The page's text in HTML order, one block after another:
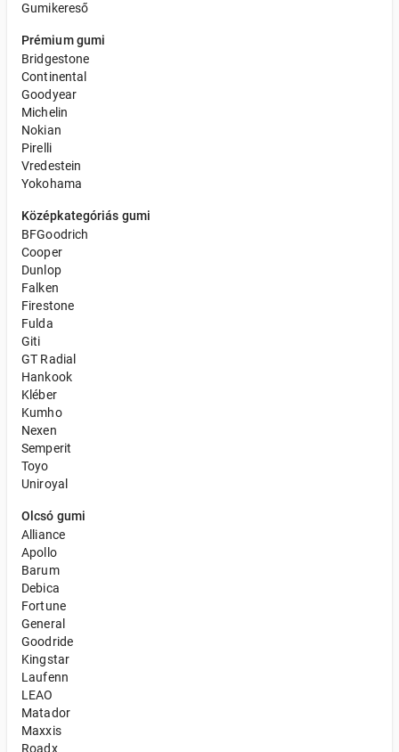
Gumikereső
Prémium gumi
Bridgestone
Continental
Goodyear
Michelin
Nokian
Pirelli
Vredestein
Yokohama
Középkategóriás gumi
BFGoodrich
Cooper
Dunlop
Falken
Firestone
Fulda
Giti
GT Radial
Hankook
Kléber
Kumho
Nexen
Semperit
Toyo
Uniroyal
Olcsó gumi
Alliance
Apollo
Barum
Debica
Fortune
General
Goodride
Kingstar
Laufenn
LEAO
Matador
Maxxis
Roadx